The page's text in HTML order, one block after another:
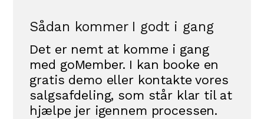
administrere tilmelding til f.eks. holdsport, kurser og
andre arrangementer. goMember optimerer også
kommunikationen mellem medlemmerne og
foreningen, så ingen går glip af vigtig information.
Derudover tilbyder systemet en brugervenlig
hjemmeside, som kan tilpasses enhver forenings
behov. Uanset om du driver en lille lokal forening
eller en større organisation, gør goMember det
nemt at holde styr på alt fra aktiviteter til
Sådan kommer I godt i gang
Det er nemt at komme i gang
med goMember. I kan booke en
gratis demo eller kontakte vores
salgsafdeling, som står klar til at
hjælpe jer igennem processen.